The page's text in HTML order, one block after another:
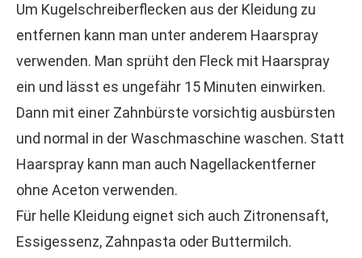
Um Kugelschreiberflecken aus der Kleidung zu
entfernen kann man unter anderem Haarspray
verwenden. Man sprüht den Fleck mit Haarspray
ein und lässt es ungefähr 15 Minuten einwirken.
Dann mit einer Zahnbürste vorsichtig ausbürsten
und normal in der Waschmaschine waschen. Statt
Haarspray kann man auch Nagellackentferner
ohne Aceton verwenden.
Für helle Kleidung eignet sich auch Zitronensaft,
Essigessenz, Zahnpasta oder Buttermilch.